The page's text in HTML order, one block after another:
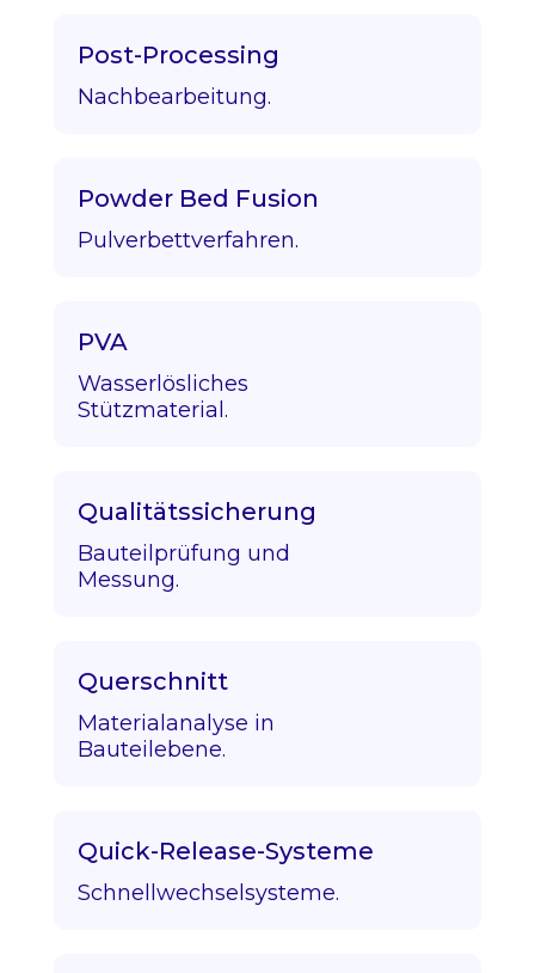
Post-Processing
Nachbearbeitung.
Powder Bed Fusion
Pulverbettverfahren.
PVA
Wasserlösliches
Stützmaterial.
Qualitätssicherung
Bauteilprüfung und
Messung.
Querschnitt
Materialanalyse in
Bauteilebene.
Quick-Release-Systeme
Schnellwechselsysteme.